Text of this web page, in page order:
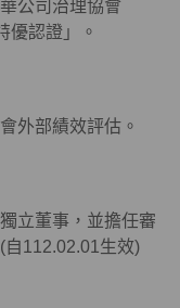
公司治理協會
優認證」。
外部績效評估。
立董事，並擔任審
112.02.01生效)